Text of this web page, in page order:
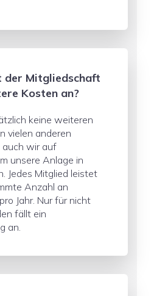
der Mitgliedschaft
Kosten an?
keine weiteren
vielen anderen
auch wir auf
unsere Anlage in
Jedes Mitglied leistet
Anzahl an
Jahr. Nur für nicht
fällt ein
an.